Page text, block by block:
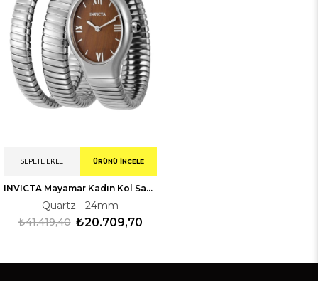
INVICTA Mayamar Kadın Kol Saati 244974
Quartz - 24mm
₺20.709,70
₺41.419,40
SEPETE EKLE ÜRÜNÜ İNCELE